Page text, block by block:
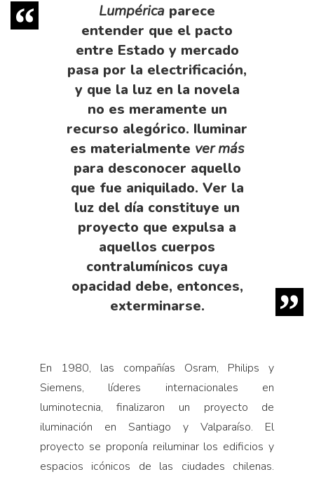
Lumpérica parece
entender que el pacto
entre Estado y mercado
pasa por la electrificación,
y que la luz en la novela
no es meramente un
recurso alegórico. Iluminar
es materialmente ver más
para desconocer aquello
que fue aniquilado. Ver la
luz del día constituye un
proyecto que expulsa a
aquellos cuerpos
contralumínicos cuya
opacidad debe, entonces,
exterminarse.
En 1980, las compañías Osram, Philips y
Siemens, líderes internacionales en
luminotecnia, finalizaron un proyecto de
iluminación en Santiago y Valparaíso. El
proyecto se proponía reiluminar los edificios y
espacios icónicos de las ciudades chilenas.